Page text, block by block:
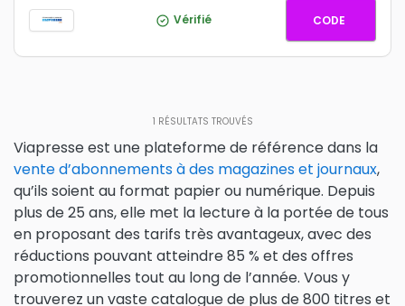
Vérifié CODE
1 RÉSULTATS TROUVÉS
Viapresse est une plateforme de référence dans la
vente d’abonnements à des magazines et journaux,
qu’ils soient au format papier ou numérique. Depuis
plus de 25 ans, elle met la lecture à la portée de tous
en proposant des tarifs très avantageux, avec des
réductions pouvant atteindre 85 % et des offres
promotionnelles tout au long de l’année. Vous y
trouverez un vaste catalogue de plus de 800 titres et